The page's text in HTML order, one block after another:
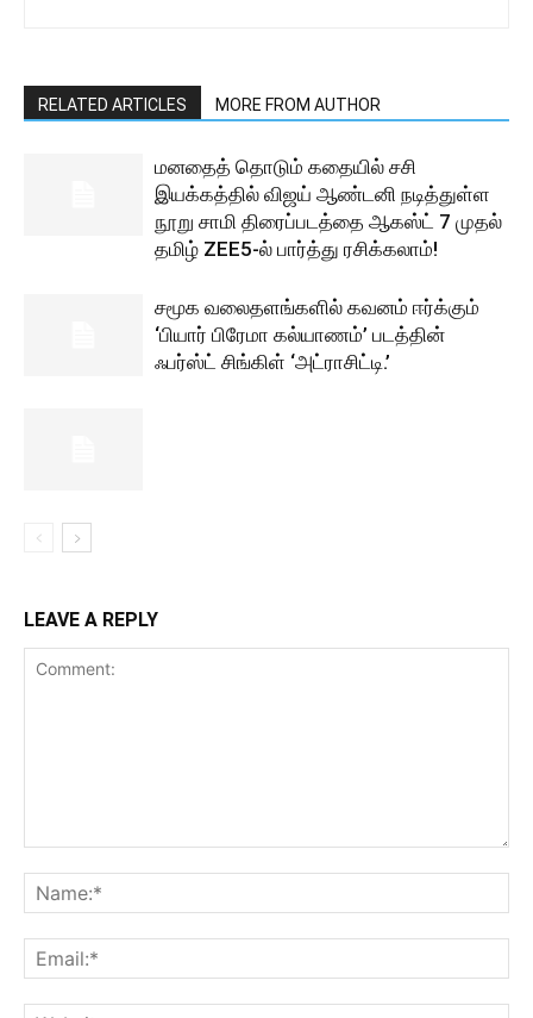
RELATED ARTICLES MORE FROM AUTHOR
மனதைத் தொடும் கதையில் சசி
இயக்கத்தில் விஜய் ஆண்டனி நடித்துள்ள
நூறு சாமி திரைப்படத்தை ஆகஸ்ட் 7 முதல்
தமிழ் ZEE5-ல் பார்த்து ரசிக்கலாம்!
சமூக வலைதளங்களில் கவனம் ஈர்க்கும்
‘பியார் பிரேமா கல்யாணம்’ படத்தின்
ஃபர்ஸ்ட் சிங்கிள் ‘அட்ராசிட்டி.’
LEAVE A REPLY